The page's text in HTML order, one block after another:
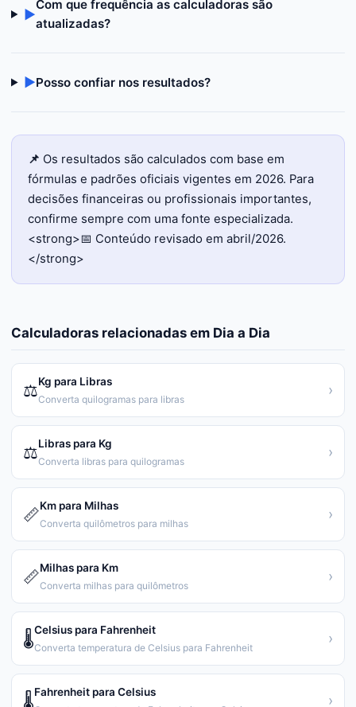
▶
Com que frequência as calculadoras são
atualizadas?
▶Posso confiar nos resultados?
📌 Os resultados são calculados com base em
fórmulas e padrões oficiais vigentes em 2026. Para
decisões financeiras ou profissionais importantes,
confirme sempre com uma fonte especializada.
<strong>📅 Conteúdo revisado em abril/2026.
</strong>
Calculadoras relacionadas em Dia a Dia
⚖️Kg para Libras
Converta quilogramas para libras
›
⚖️Libras para Kg
Converta libras para quilogramas
›
📏Km para Milhas
Converta quilômetros para milhas
›
📏Milhas para Km
Converta milhas para quilômetros
›
🌡️Celsius para Fahrenheit
Converta temperatura de Celsius para Fahrenheit
›
🌡️Fahrenheit para Celsius ›